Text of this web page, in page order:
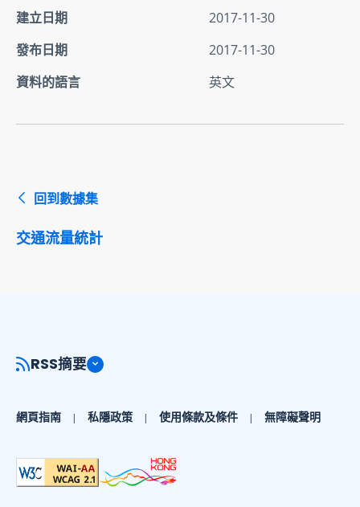
建立日期
2017-11-30
發布日期
2017-11-30
資料的語言
英文
回到數據集
交通流量統計
RSS摘要
網頁指南 私隱政策 使用條款及條件 無障礙聲明